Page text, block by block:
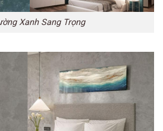
Xanh Sang Trọng